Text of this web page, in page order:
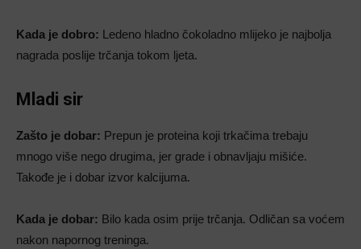
Kada je dobro: Ledeno hladno čokoladno mlijeko je najbolja
nagrada poslije trčanja tokom ljeta.
Mladi sir
Zašto je dobar: Prepun je proteina koji trkačima trebaju
mnogo više nego drugima, jer grade i obnavljaju mišiće.
Takođe je i dobar izvor kalcijuma.
Kada je dobar: Bilo kada osim prije trčanja. Odličan sa voćem
nakon napornog treninga.